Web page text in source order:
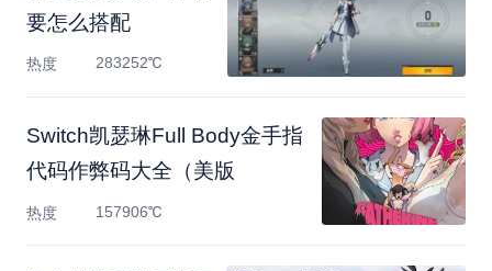
要怎么搭配
热度 283252℃
Switch凯瑟琳Full Body金手指
代码作弊码大全（美版
热度 157906℃